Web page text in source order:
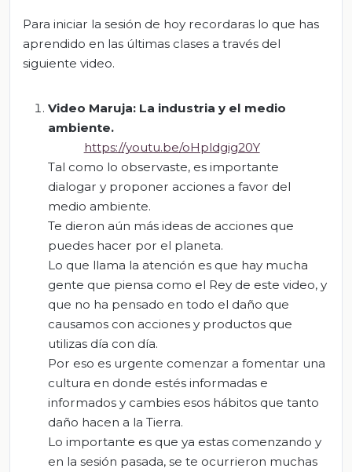
Para iniciar la sesión de hoy recordaras lo que has
aprendido en las últimas clases a través del
siguiente video.
Video Maruja: La industria y el medio
ambiente.
https://youtu.be/oHpldgig20Y
Tal como lo observaste, es importante
dialogar y proponer acciones a favor del
medio ambiente.
Te dieron aún más ideas de acciones que
puedes hacer por el planeta.
Lo que llama la atención es que hay mucha
gente que piensa como el Rey de este video, y
que no ha pensado en todo el daño que
causamos con acciones y productos que
utilizas día con día.
Por eso es urgente comenzar a fomentar una
cultura en donde estés informadas e
informados y cambies esos hábitos que tanto
daño hacen a la Tierra.
Lo importante es que ya estas comenzando y
en la sesión pasada, se te ocurrieron muchas